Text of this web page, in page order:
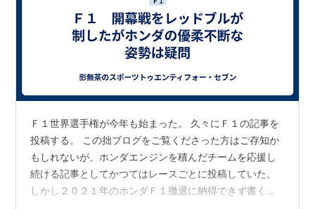
Ｆ１世界選手権が今年も始まった。 久々にＦ１の記事を
投稿する。 この拙ブログをご覧くださった方はご存知か
もしれないが、ホンダエンジンを積んだチームを応援し
続ける記事としてかつてはレースごとに投稿していた。
しかし２０２１年のホンダＦ１撤退に納得できず書く気